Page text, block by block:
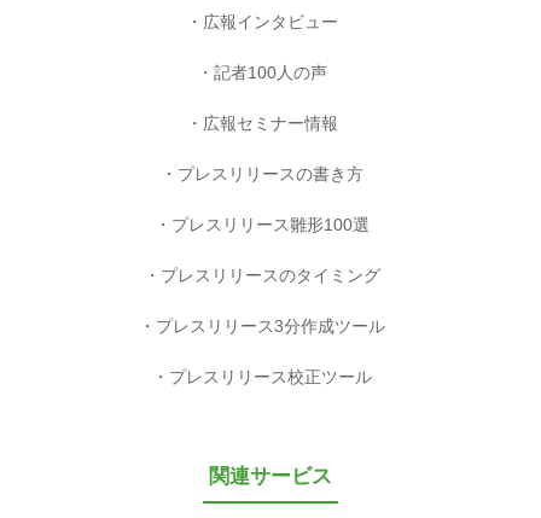
広報インタビュー
記者100人の声
広報セミナー情報
プレスリリースの書き方
プレスリリース雛形100選
プレスリリースのタイミング
プレスリリース3分作成ツール
プレスリリース校正ツール
関連サービス